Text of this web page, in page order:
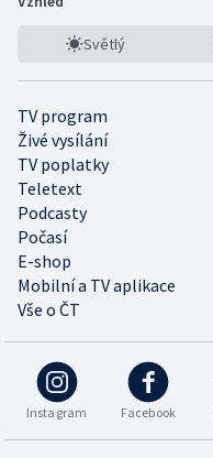
Světlý
TV program
Živé vysílání
TV poplatky
Teletext
Podcasty
Počasí
E-shop
Mobilní a TV aplikace
Vše o ČT
Instagram Facebook